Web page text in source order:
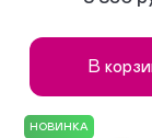
В
НОВИНКА